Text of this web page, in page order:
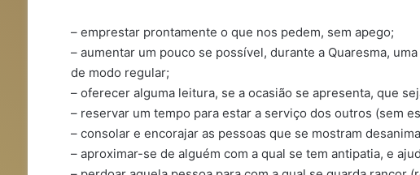
– emprestar prontamente o que nos pedem, sem apego;
– aumentar um pouco se possível, durante a Quaresma,
de modo regular;
– oferecer alguma leitura, se a ocasião se apresenta, que
– reservar um tempo para estar a serviço dos outros (sem
– consolar e encorajar as pessoas que se mostram
– aproximar-se de alguém com a qual se tem antipatia, e